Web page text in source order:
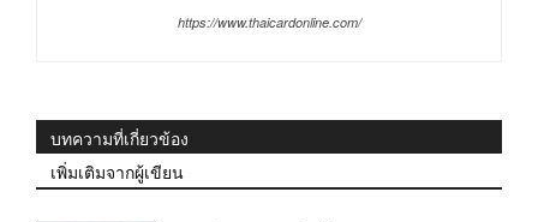
https://www.thaicardonline.com/
บทความที่เกี่ยวข้อง
เพิ่มเติมจากผู้เขียน